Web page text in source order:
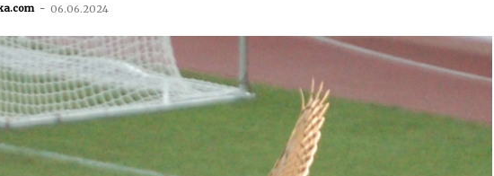
- 06.06.2024